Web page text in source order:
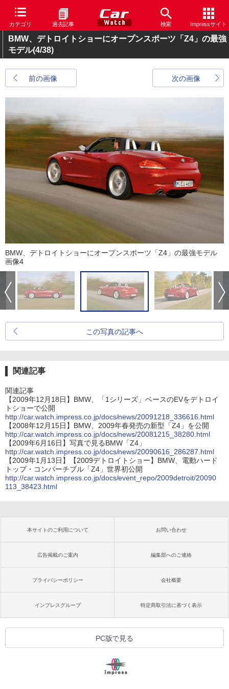
カテゴリ 過去記事 検索 Impressサイト
BMW、デトロイトショーにオープンスポーツ「Z4」の最強
モデル(4/38)
前の画像 次の画像
BMW、デトロイトショーにオープンスポーツ「Z4」の最強モデル
画像4
この写真の記事へ
関連記事
関連記事
【2009年12月18日】BMW、「1シリーズ」ベースのEVをデトロイ
トショーで公開
http://car.watch.impress.co.jp/docs/news/20091218_336616.html
【2008年12月15日】BMW、2009年春発売の新型「Z4」を公開
http://car.watch.impress.co.jp/docs/news/20081215_38280.html
【2009年6月16日】写真で見るBMW「Z4」
http://car.watch.impress.co.jp/docs/news/20090616_286287.html
【2009年1月13日】【2009デトロイトショー】BMW、電動ハード
トップ・コンバーチブル「Z4」世界初公開
http://car.watch.impress.co.jp/docs/event_repo/2009detroit/20090
113_38423.html
本サイトのご利用について お問い合わせ
広告掲載のご案内 編集部へのご連絡
プライバシーポリシー 会社概要
インプレスグループ 特定商取引法に基づく表示
PC版で見る